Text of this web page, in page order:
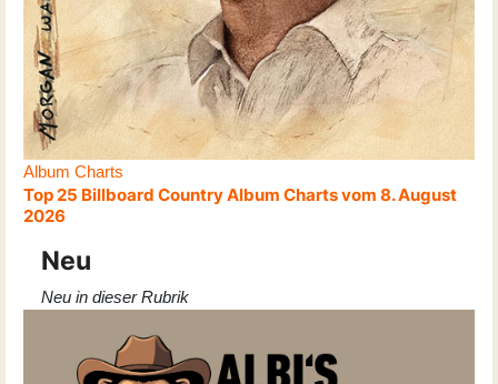
Album Charts
Top 25 Billboard Country Album Charts vom 8. August
2026
Neu
Neu in dieser Rubrik